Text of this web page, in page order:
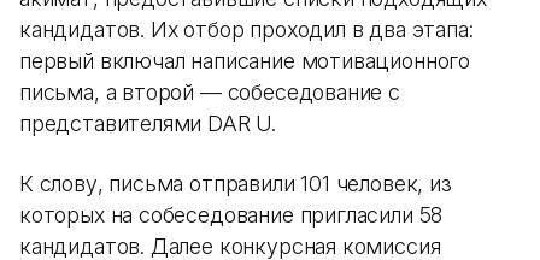
кандидатов. Их отбор проходил в два этапа:
первый включал написание мотивационного
письма, а второй — собеседование с
представителями DAR U.
К слову, письма отправили 101 человек, из
которых на собеседование пригласили 58
кандидатов. Далее конкурсная комиссия